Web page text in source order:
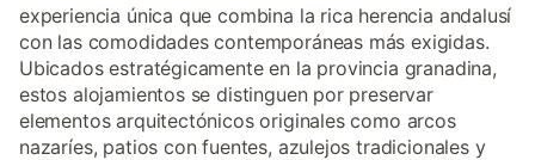
experiencia única que combina la rica herencia andalusí
con las comodidades contemporáneas más exigidas.
Ubicados estratégicamente en la provincia granadina,
estos alojamientos se distinguen por preservar
elementos arquitectónicos originales como arcos
nazaríes, patios con fuentes, azulejos tradicionales y